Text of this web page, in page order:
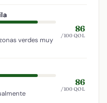
verdes muy
86
/100 QOL
86
/100 QOL